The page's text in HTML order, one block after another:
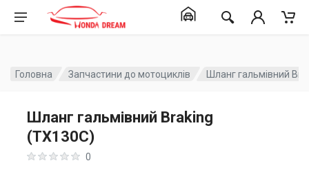
Головна Запчастини до мотоциклів Шланг гальмівний
Шланг гальмівний Braking
(TX130C)
0